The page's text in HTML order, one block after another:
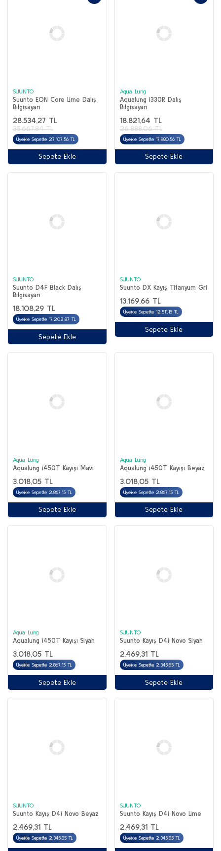
SUUNTO
Suunto EON Core Lime Dalış
Bilgisayarı
28.534,27 TL
35.667,84 TL
Üyelikle Sepette 27.107,56 TL
Sepete Ekle
Aqua Lung
Aqualung i330R Dalış
Bilgisayarı
18.821,64 TL
26.888,06 TL
Üyelikle Sepette 17.880,56 TL
Sepete Ekle
SUUNTO
Suunto D4F Black Dalış
Bilgisayarı
18.108,29 TL
Üyelikle Sepette 17.202,87 TL
Sepete Ekle
SUUNTO
Suunto DX Kayış Titanyum Gri
13.169,66 TL
Üyelikle Sepette 12.511,18 TL
Sepete Ekle
Aqua Lung
Aqualung i450T Kayışı Mavi
3.018,05 TL
Üyelikle Sepette 2.867,15 TL
Sepete Ekle
Aqua Lung
Aqualung i450T Kayışı Beyaz
3.018,05 TL
Üyelikle Sepette 2.867,15 TL
Sepete Ekle
Aqua Lung
Aqualung i450T Kayışı Siyah
3.018,05 TL
Üyelikle Sepette 2.867,15 TL
Sepete Ekle
SUUNTO
Suunto Kayış D4i Novo Siyah
2.469,31 TL
Üyelikle Sepette 2.345,85 TL
Sepete Ekle
SUUNTO
Suunto Kayış D4i Novo Beyaz
2.469,31 TL
Üyelikle Sepette 2.345,85 TL
SUUNTO
Suunto Kayış D4i Novo Lime
2.469,31 TL
Üyelikle Sepette 2.345,85 TL